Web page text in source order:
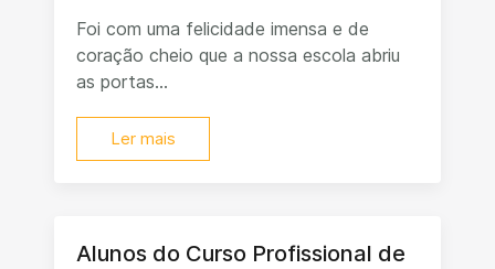
Foi com uma felicidade imensa e de
coração cheio que a nossa escola abriu
as portas...
Ler mais
Alunos do Curso Profissional de